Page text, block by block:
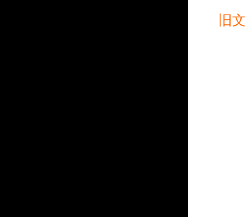
旧文